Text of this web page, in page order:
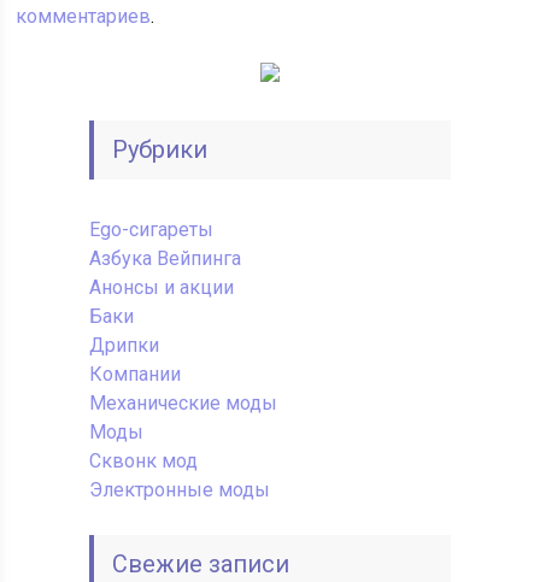
комментариев.
Рубрики
Ego-сигареты
Азбука Вейпинга
Анонсы и акции
Баки
Дрипки
Компании
Механические моды
Моды
Сквонк мод
Электронные моды
Свежие записи